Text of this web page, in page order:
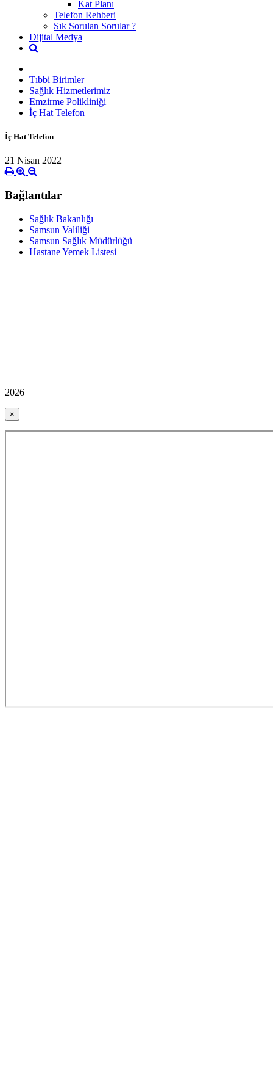
Kat Planı
Telefon Rehberi
Sık Sorulan Sorular ?
Dijital Medya
Tıbbi Birimler
Sağlık Hizmetlerimiz
Emzirme Polikliniği
İç Hat Telefon
İç Hat Telefon
21 Nisan 2022
Bağlantılar
Sağlık Bakanlığı
Samsun Valiliği
Samsun Sağlık Müdürlüğü
Hastane Yemek Listesi
2026
×